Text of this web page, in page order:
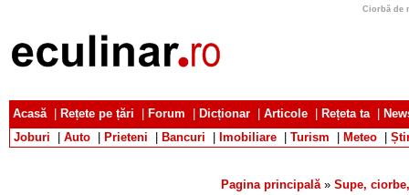
Ciorbă de
Acasă| Rețete pe țări Forum Dicționar Articole Rețeta ta|
Joburi
Auto Prieteni Bancuri Imobiliare Turism Meteo
Pagina principală» Supe,